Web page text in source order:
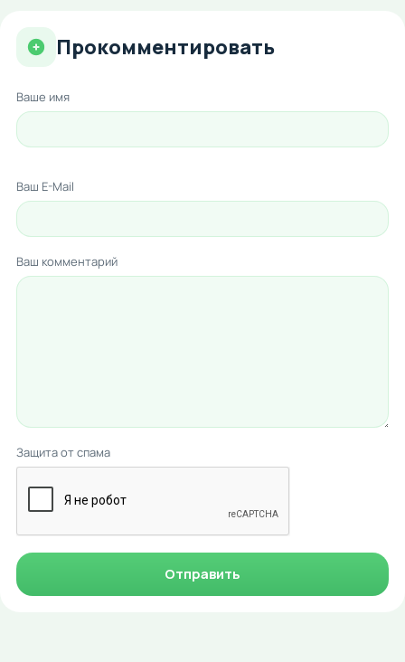
Прокомментировать
Ваше имя
Ваш E-Mail
Ваш комментарий
Защита от спама
Отправить